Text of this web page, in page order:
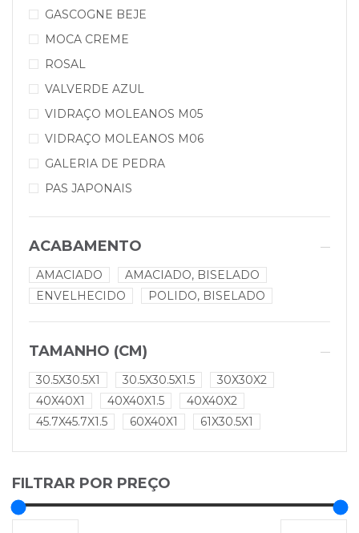
GASCOGNE BEJE
MOCA CREME
ROSAL
VALVERDE AZUL
VIDRAÇO MOLEANOS M05
VIDRAÇO MOLEANOS M06
GALERIA DE PEDRA
PAS JAPONAIS
ACABAMENTO
AMACIADO
AMACIADO, BISELADO
ENVELHECIDO
POLIDO, BISELADO
TAMANHO (CM)
30.5X30.5X1 30.5X30.5X1.5
30X30X2
40X40X1
40X40X1.5
40X40X2
45.7X45.7X1.5
60X40X1 61X30.5X1
FILTRAR POR PREÇO